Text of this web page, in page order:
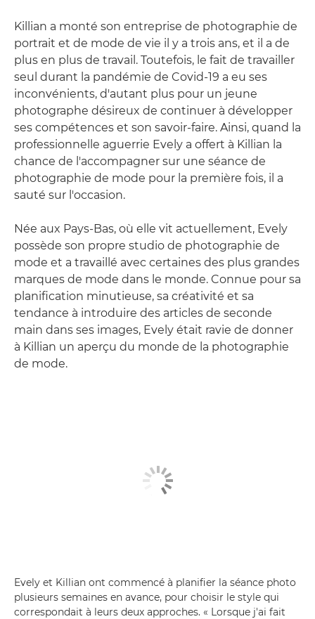
Killian a monté son entreprise de photographie de
portrait et de mode de vie il y a trois ans, et il a de
plus en plus de travail. Toutefois, le fait de travailler
seul durant la pandémie de Covid-19 a eu ses
inconvénients, d'autant plus pour un jeune
photographe désireux de continuer à développer
ses compétences et son savoir-faire. Ainsi, quand la
professionnelle aguerrie Evely a offert à Killian la
chance de l'accompagner sur une séance de
photographie de mode pour la première fois, il a
sauté sur l'occasion.
Née aux Pays-Bas, où elle vit actuellement, Evely
possède son propre studio de photographie de
mode et a travaillé avec certaines des plus grandes
marques de mode dans le monde. Connue pour sa
planification minutieuse, sa créativité et sa
tendance à introduire des articles de seconde
main dans ses images, Evely était ravie de donner
à Killian un aperçu du monde de la photographie
de mode.
Evely et Killian ont commencé à planifier la séance photo
plusieurs semaines en avance, pour choisir le style qui
correspondait à leurs deux approches. « Lorsque j'ai fait